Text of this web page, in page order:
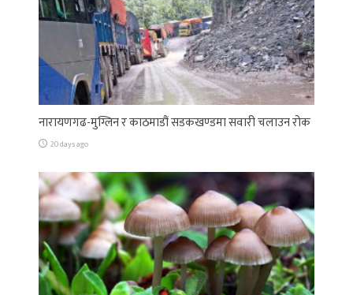
नारायणगढ-मुग्लिन र काठमाडौं सडकखण्डमा सवारी चलाउन रोक
20 days ago